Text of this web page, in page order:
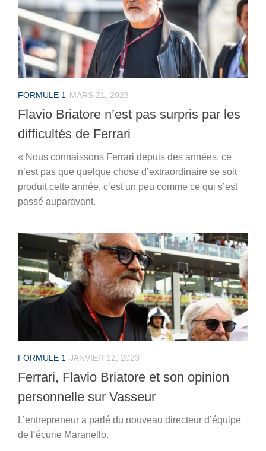
FORMULE 1 MARS 21, 2023
Flavio Briatore n’est pas surpris par les
difficultés de Ferrari
« Nous connaissons Ferrari depuis des années, ce
n’est pas que quelque chose d’extraordinaire se soit
produit cette année, c’est un peu comme ce qui s’est
passé auparavant.
FORMULE 1 JANVIER 12, 2023
Ferrari, Flavio Briatore et son opinion
personnelle sur Vasseur
L’entrepreneur a parlé du nouveau directeur d’équipe
de l’écurie Maranello.